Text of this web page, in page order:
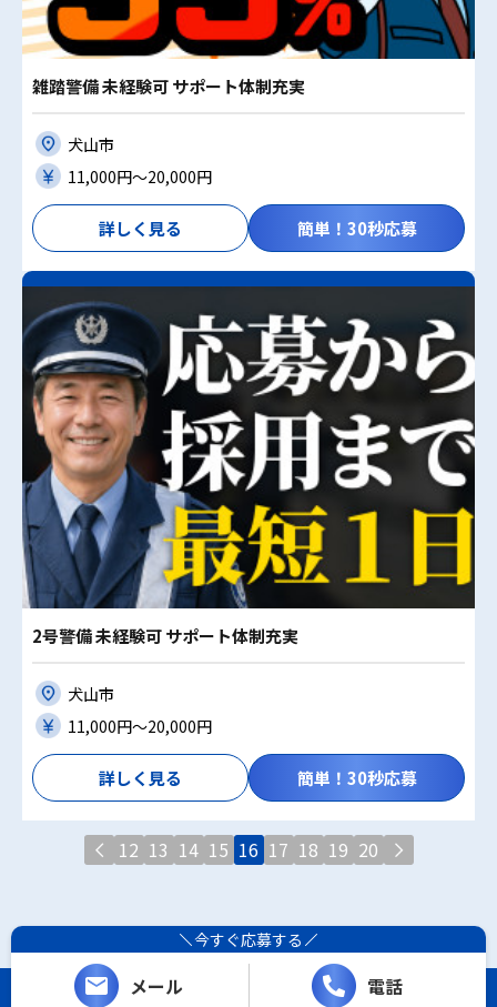
今すぐ応募する
メール 電話
雑踏警備 未経験可 サポート体制充実
犬山市
11,000円〜20,000円
詳しく見る 簡単！30秒応募
2号警備 未経験可 サポート体制充実
犬山市
11,000円〜20,000円
詳しく見る 簡単！30秒応募
12 13 14 15 16 17 18 19 20
Copyright (C) レシーザ. All Rights Reserved.